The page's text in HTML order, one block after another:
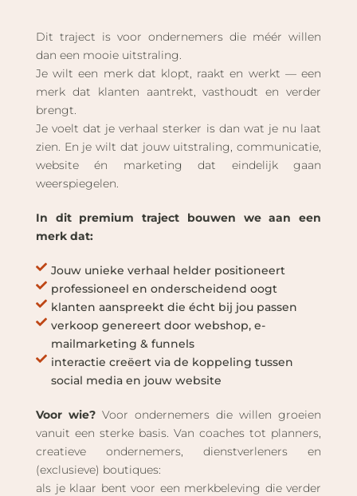
Dit traject is voor ondernemers die méér willen
dan een mooie uitstraling.
Je wilt een merk dat klopt, raakt en werkt — een
merk dat klanten aantrekt, vasthoudt en verder
brengt.
Je voelt dat je verhaal sterker is dan wat je nu laat
zien. En je wilt dat jouw uitstraling, communicatie,
website én marketing dat eindelijk gaan
weerspiegelen.
In dit premium traject bouwen we aan een
merk dat:
Jouw unieke verhaal helder positioneert
professioneel en onderscheidend oogt
klanten aanspreekt die écht bij jou passen
verkoop genereert door webshop, e-
mailmarketing & funnels
interactie creëert via de koppeling tussen
social media en jouw website
Voor wie? Voor ondernemers die willen groeien
vanuit een sterke basis. Van coaches tot planners,
creatieve ondernemers, dienstverleners en
(exclusieve) boutiques:
als je klaar bent voor een merkbeleving die verder